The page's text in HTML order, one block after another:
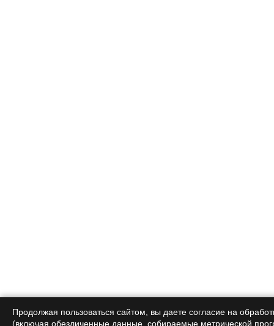
Продолжая пользоваться сайтом, вы даете согласие на
(включая обезличенные данные, собираемые метрической